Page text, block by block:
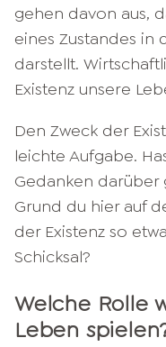
gehen davon aus,
eines Zustandes in
darstellt.
Existenz unsere
Den Zweck der
leichte Aufgabe.
Gedanken darüber
Grund du hier auf
der Existenz so
Schicksal?
Welche Rolle
Leben